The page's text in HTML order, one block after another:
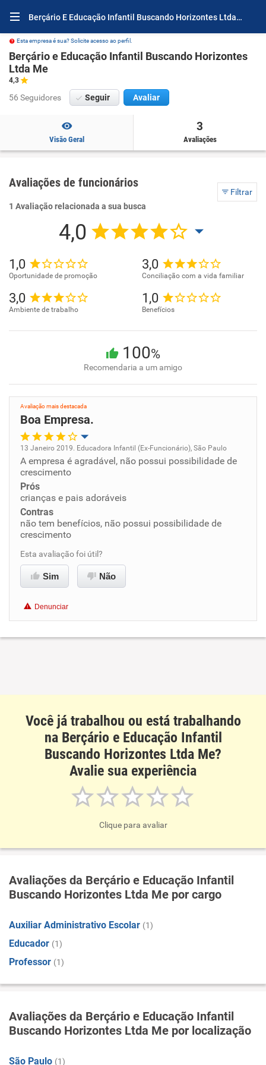
Berçário E Educação Infantil Buscando Horizontes Ltda Me Avaliações e Opiniões
Esta empresa é sua? Solicite acesso ao perfil.
Berçário e Educação Infantil Buscando Horizontes
Ltda Me
4,3
56 Seguidores Seguir Avaliar
Visão Geral
3
Avaliações
Avaliações de funcionários
Filtrar
1 Avaliação relacionada a sua busca
4,0
1,0
Oportunidade de promoção
3,0
Conciliação com a vida familiar
3,0
Ambiente de trabalho
1,0
Benefícios
100%
Recomendaria a um amigo
Avaliação mais destacada
Boa Empresa.
Oportunidade de promoção
Ambiente de trabalho
Conciliação com a vida familiar
Benefícios
Recomenda esta empresa
13 Janeiro 2019. Educadora Infantil (Ex-Funcionário), São Paulo
A empresa é agradável, não possui possibilidade de
crescimento
Prós
crianças e pais adoráveis
Contras
não tem benefícios, não possui possibilidade de
crescimento
Esta avaliação foi útil?
Sim Não
Denunciar
Você já trabalhou ou está trabalhando
na Berçário e Educação Infantil
Buscando Horizontes Ltda Me?
Avalie sua experiência
Clique para avaliar
Avaliações da Berçário e Educação Infantil
Buscando Horizontes Ltda Me por cargo
Auxiliar Administrativo Escolar (1)
Educador (1)
Professor (1)
Avaliações da Berçário e Educação Infantil
Buscando Horizontes Ltda Me por localização
São Paulo (1)